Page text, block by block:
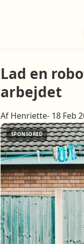
Lad en
arbejdet
Af Henriette- 18 Feb